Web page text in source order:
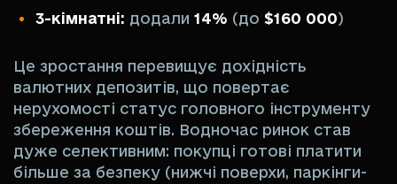
3-кімнатні: додали 14% (до $160 000)
Це зростання перевищує дохідність
валютних депозитів, що повертає
нерухомості статус головного інструменту
збереження коштів. Водночас ринок став
дуже селективним: покупці готові платити
більше за безпеку (нижчі поверхи, паркінги-